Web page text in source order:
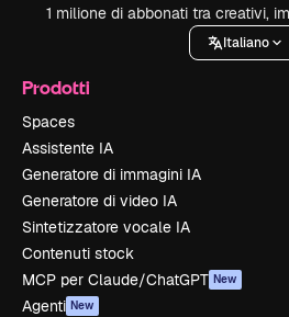
1 milione di abbonati tra creativi,
Italiano
Prodotti
Spaces
Assistente IA
Generatore di immagini IA
Generatore di video IA
Sintetizzatore vocale IA
Contenuti stock
MCP per Claude/ChatGPT New
Agenti New